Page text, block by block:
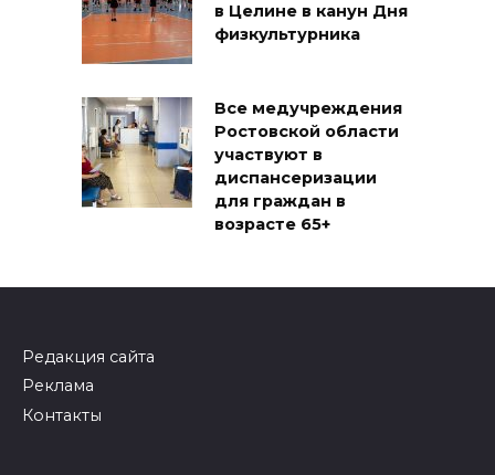
в Целине в канун Дня
физкультурника
Все медучреждения
Ростовской области
участвуют в
диспансеризации
для граждан в
возрасте 65+
Редакция сайта
Реклама
Контакты